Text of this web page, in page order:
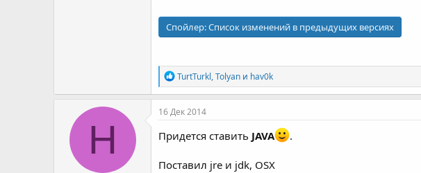
Спойлер:Список изменений в предыдущих версиях
Р
е
а
к
и
TurtTurkl,Tolyan и hav0k
H
16 Дек 2014
Придется ставить JAVA .
Поcтавил jre и jdk, OSX